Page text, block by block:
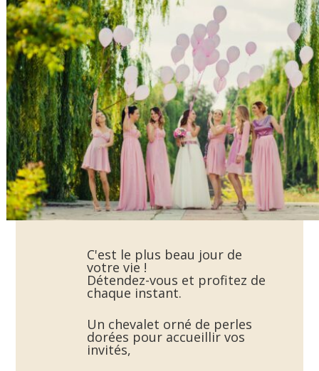
C'est le plus beau jour de
votre vie !
Détendez-vous et profitez de
chaque instant.
Un chevalet orné de perles
dorées pour accueillir vos
invités,